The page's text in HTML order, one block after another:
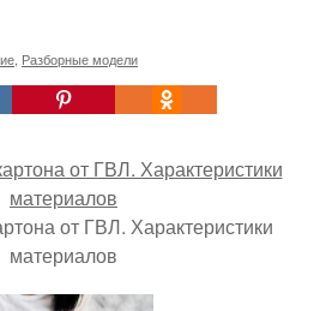
Разборные модели
от ГВЛ. Характеристики
материалов